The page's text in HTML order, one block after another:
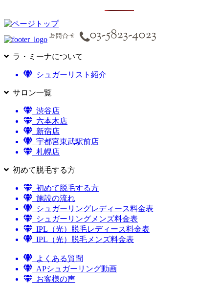
ラ・ミーナについて
シュガーリスト紹介
サロン一覧
渋谷店
六本木店
新宿店
宇都宮東武駅前店
札幌店
初めて脱毛する方
初めて脱毛する方
施設の流れ
シュガーリングレディース料金表
シュガーリングメンズ料金表
IPL（光）脱毛レディース料金表
IPL（光）脱毛メンズ料金表
よくある質問
APシュガーリング動画
お客様の声